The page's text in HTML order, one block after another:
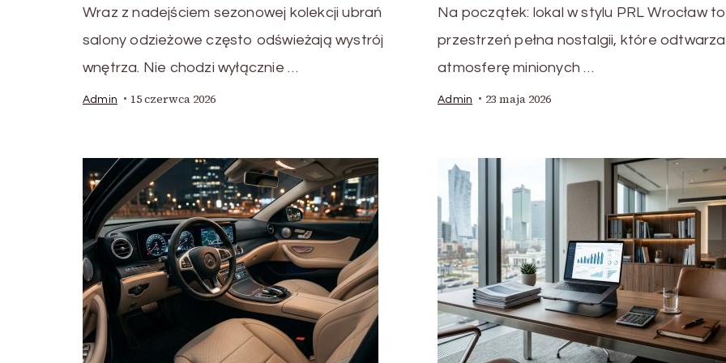
Wraz z nadejściem sezonowej kolekcji ubrań
salony odzieżowe często odświeżają wystrój
wnętrza. Nie chodzi wyłącznie …
Admin 15 czerwca 2026
Na początek: lokal w stylu PRL Wrocław to
przestrzeń pełna nostalgii, które odtwarza
atmosferę minionych …
Admin 23 maja 2026